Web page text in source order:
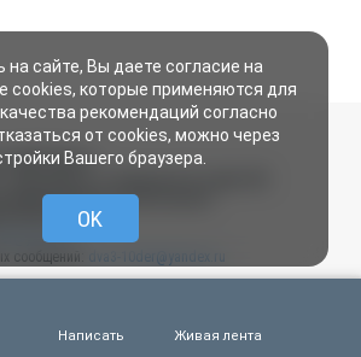
«МОЁ! Курск»
Владислав Анатольевич
сообщений:
к материалам сайта могут не совпадать
Написать Живая лента
на сайте, Вы даете согласие на
cookies, которые применяются для
рекомендаций согласно
от cookies, можно через
Вашего браузера.
OK